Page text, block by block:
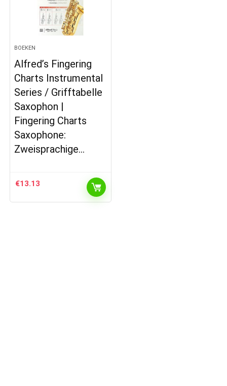
BOEKEN
Alfred’s Fingering
Charts Instrumental
Series / Grifftabelle
Saxophon |
Fingering Charts
Saxophone:
Zweisprachige…
€13.13